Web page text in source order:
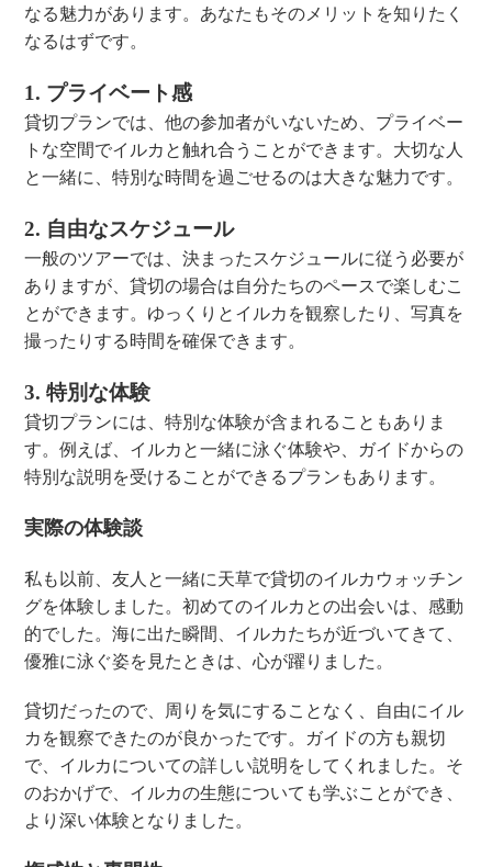
なる魅力があります。あなたもそのメリットを知りたく
なるはずです。
1. プライベート感
貸切プランでは、他の参加者がいないため、プライベー
トな空間でイルカと触れ合うことができます。大切な人
と一緒に、特別な時間を過ごせるのは大きな魅力です。
2. 自由なスケジュール
一般のツアーでは、決まったスケジュールに従う必要が
ありますが、貸切の場合は自分たちのペースで楽しむこ
とができます。ゆっくりとイルカを観察したり、写真を
撮ったりする時間を確保できます。
3. 特別な体験
貸切プランには、特別な体験が含まれることもありま
す。例えば、イルカと一緒に泳ぐ体験や、ガイドからの
特別な説明を受けることができるプランもあります。
実際の体験談
私も以前、友人と一緒に天草で貸切のイルカウォッチン
グを体験しました。初めてのイルカとの出会いは、感動
的でした。海に出た瞬間、イルカたちが近づいてきて、
優雅に泳ぐ姿を見たときは、心が躍りました。
貸切だったので、周りを気にすることなく、自由にイル
カを観察できたのが良かったです。ガイドの方も親切
で、イルカについての詳しい説明をしてくれました。そ
のおかげで、イルカの生態についても学ぶことができ、
より深い体験となりました。